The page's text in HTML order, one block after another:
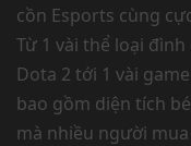
cồn Esports cùng
Từ 1 vài thể loại
Dota 2 tới 1 vài
bao gồm diện tích
mà nhiều người